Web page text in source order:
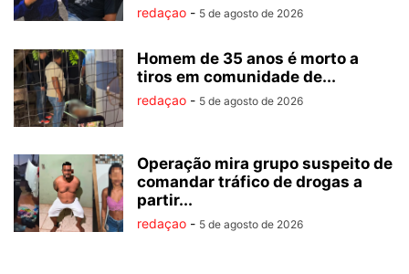
redaçao - 5 de agosto de 2026
Homem de 35 anos é morto a
tiros em comunidade de...
redaçao - 5 de agosto de 2026
Operação mira grupo suspeito de
comandar tráfico de drogas a
partir...
redaçao - 5 de agosto de 2026